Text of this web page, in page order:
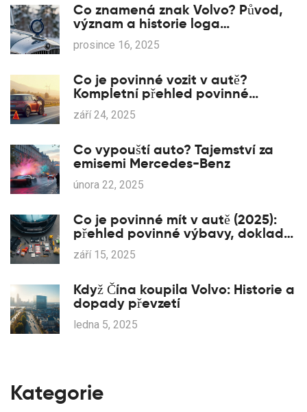
Co znamená znak Volvo? Původ,
význam a historie loga
automobilky
prosince 16, 2025
Co je povinné vozit v autě?
Kompletní přehled povinné
výbavy 2025
září 24, 2025
Co vypouští auto? Tajemství za
emisemi Mercedes-Benz
února 22, 2025
Co je povinné mít v autě (2025):
přehled povinné výbavy, dokladů
a pokut
září 15, 2025
Když Čína koupila Volvo: Historie a
dopady převzetí
ledna 5, 2025
Kategorie